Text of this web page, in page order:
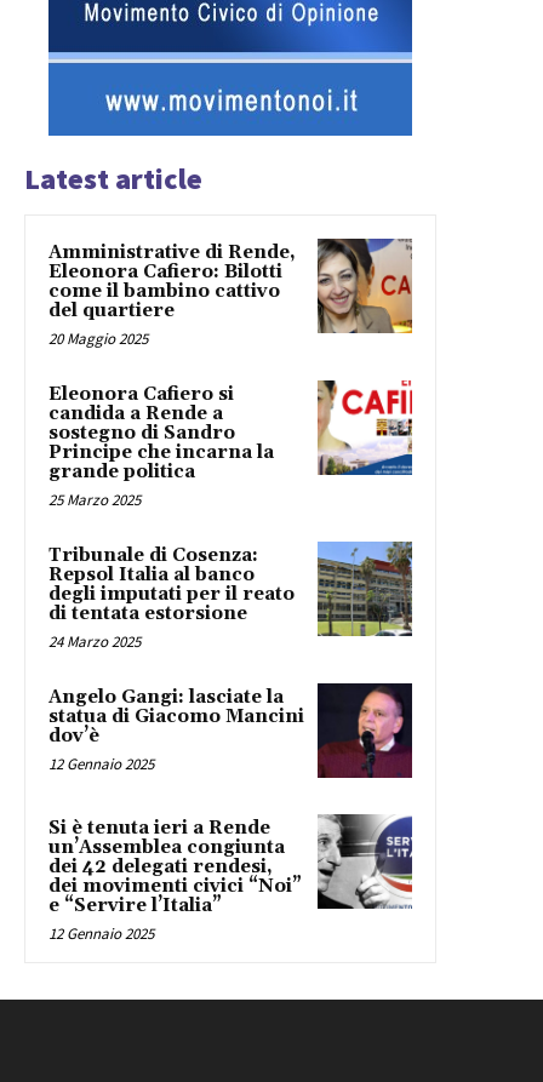
Latest article
Amministrative di Rende,
Eleonora Cafiero: Bilotti
come il bambino cattivo
del quartiere
20 Maggio 2025
Eleonora Cafiero si
candida a Rende a
sostegno di Sandro
Principe che incarna la
grande politica
25 Marzo 2025
Tribunale di Cosenza:
Repsol Italia al banco
degli imputati per il reato
di tentata estorsione
24 Marzo 2025
Angelo Gangi: lasciate la
statua di Giacomo Mancini
dov’è
12 Gennaio 2025
Si è tenuta ieri a Rende
un’Assemblea congiunta
dei 42 delegati rendesi,
dei movimenti civici “Noi”
e “Servire l’Italia”
12 Gennaio 2025